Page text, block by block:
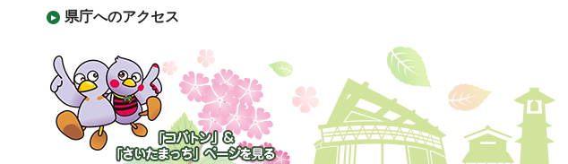
県庁へのアクセス
「コバトン」&「さいた